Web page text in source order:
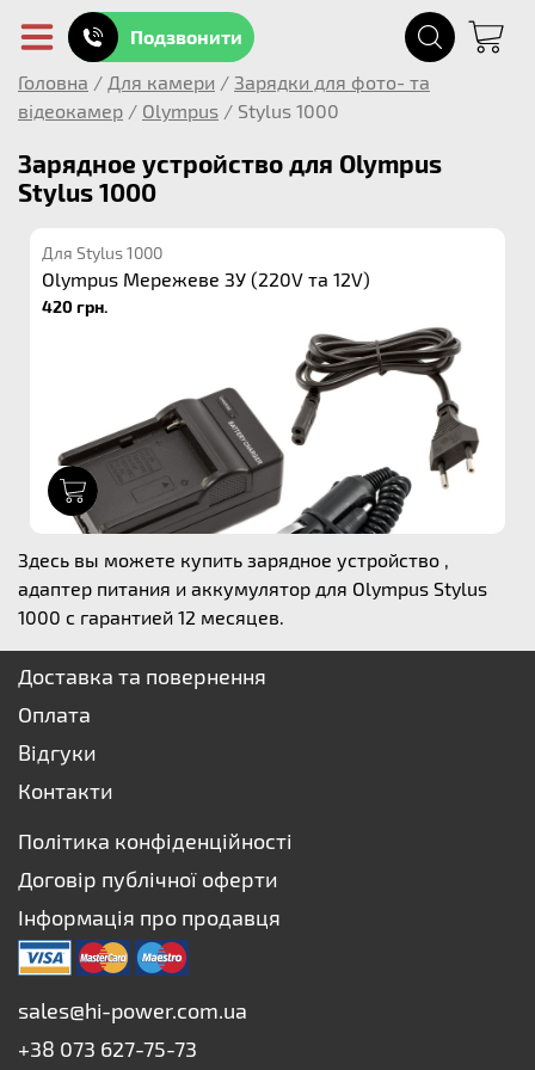
Подзвонити
Головна / Для камери / Зарядки для фото- та
відеокамер / Olympus / Stylus 1000
Зарядное устройство для Olympus
Stylus 1000
Для Stylus 1000
Olympus Мережеве ЗУ (220V та 12V)
420 грн.
Здесь вы можете купить зарядное устройство ,
адаптер питания и аккумулятор для Olympus Stylus
1000 с гарантией 12 месяцев.
Доставка та повернення
Оплата
Відгуки
Контакти
Політика конфіденційності
Договір публічної оферти
Інформація про продавця
sales@hi-power.com.ua
+38 073 627-75-73